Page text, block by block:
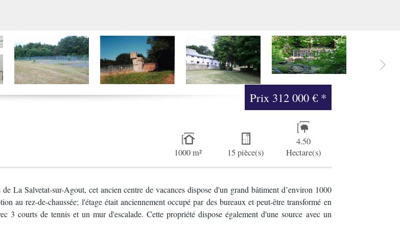
Prix312 000 € *
1000 m² 15 pièce(s)
4.50
Hectare(s)
La Salvetat-sur-Agout, cet ancien centre de vacances dispose d'un grand bâtiment d’environ 1000
au rez-de-chaussée; l'étage était anciennement occupé par des bureaux et peut-être transformé en
3 courts de tennis et un mur d'escalade. Cette propriété dispose également d'une source avec un